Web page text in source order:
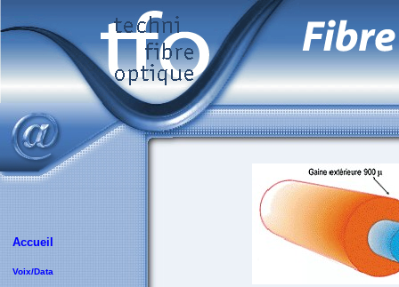
Accueil
Voix/Data